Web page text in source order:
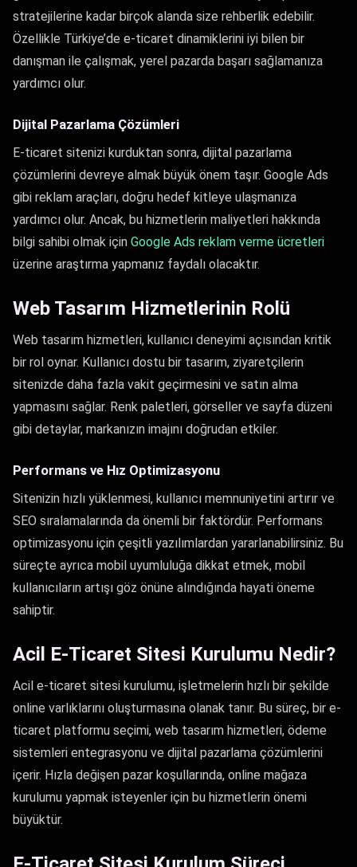
stratejilerine kadar birçok alanda size rehberlik edebilir.
Özellikle Türkiye’de e-ticaret dinamiklerini iyi bilen bir
danışman ile çalışmak, yerel pazarda başarı sağlamanıza
yardımcı olur.
Dijital Pazarlama Çözümleri
E-ticaret sitenizi kurduktan sonra, dijital pazarlama
çözümlerini devreye almak büyük önem taşır. Google Ads
gibi reklam araçları, doğru hedef kitleye ulaşmanıza
yardımcı olur. Ancak, bu hizmetlerin maliyetleri hakkında
bilgi sahibi olmak için Google Ads reklam verme ücretleri
üzerine araştırma yapmanız faydalı olacaktır.
Web Tasarım Hizmetlerinin Rolü
Web tasarım hizmetleri, kullanıcı deneyimi açısından kritik
bir rol oynar. Kullanıcı dostu bir tasarım, ziyaretçilerin
sitenizde daha fazla vakit geçirmesini ve satın alma
yapmasını sağlar. Renk paletleri, görseller ve sayfa düzeni
gibi detaylar, markanızın imajını doğrudan etkiler.
Performans ve Hız Optimizasyonu
Sitenizin hızlı yüklenmesi, kullanıcı memnuniyetini artırır ve
SEO sıralamalarında da önemli bir faktördür. Performans
optimizasyonu için çeşitli yazılımlardan yararlanabilirsiniz. Bu
süreçte ayrıca mobil uyumluluğa dikkat etmek, mobil
kullanıcıların artışı göz önüne alındığında hayati öneme
sahiptir.
Acil E-Ticaret Sitesi Kurulumu Nedir?
Acil e-ticaret sitesi kurulumu, işletmelerin hızlı bir şekilde
online varlıklarını oluşturmasına olanak tanır. Bu süreç, bir e-
ticaret platformu seçimi, web tasarım hizmetleri, ödeme
sistemleri entegrasyonu ve dijital pazarlama çözümlerini
içerir. Hızla değişen pazar koşullarında, online mağaza
kurulumu yapmak isteyenler için bu hizmetlerin önemi
büyüktür.